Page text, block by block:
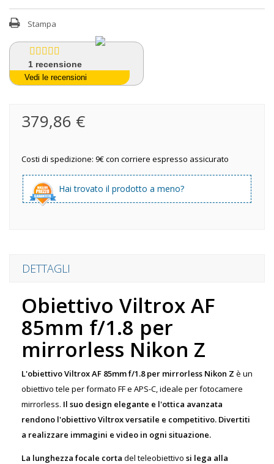
Stampa
1 recensione
Vedi le recensioni
379,86 €
Costi di spedizione: 9€ con corriere espresso assicurato
Hai trovato il prodotto a meno?
DETTAGLI
Obiettivo Viltrox AF
85mm f/1.8 per
mirrorless Nikon Z
L'obiettivo Viltrox AF 85mm f/1.8 per mirrorless Nikon Z è un
obiettivo tele per formato FF e APS-C, ideale per fotocamere
mirrorless. Il suo design elegante e l'ottica avanzata
rendono l'obiettivo Viltroxversatile e competitivo. Divertiti
a realizzare immagini e video in ogni situazione.
La lunghezza focale corta del teleobiettivo si lega alla